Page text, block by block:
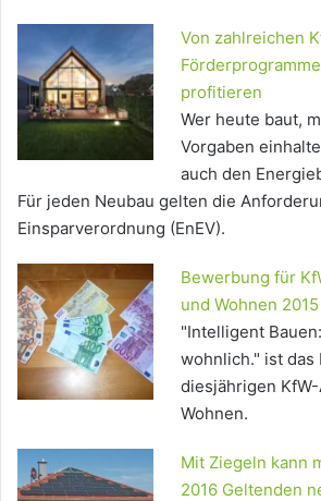
Von zahlreichen
profitieren
Wer heute baut,
Vorgaben
auch den
Für jeden Neubau gelten die
Einsparverordnung (EnEV).
Bewerbung für
und Wohnen
"Intelligent
wohnlich." ist das
diesjährigen
Wohnen.
Mit Ziegeln kann
2016 Geltenden